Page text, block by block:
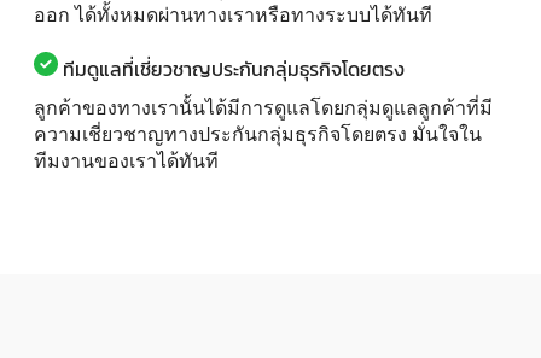
ออก ได้ทั้งหมดผ่านทางเราหรือทางระบบได้ทันที
ทีมดูแลที่เชี่ยวชาญประกันกลุ่มธุรกิจโดยตรง
ลูกค้าของทางเรานั้นได้มีการดูแลโดยกลุ่มดูแลลูกค้าที่มี
ความเชี่ยวชาญทางประกันกลุ่มธุรกิจโดยตรง มั่นใจใน
ทีมงานของเราได้ทันที